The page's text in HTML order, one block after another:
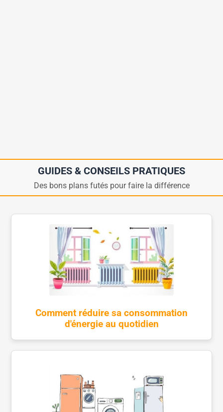
GUIDES & CONSEILS PRATIQUES
Des bons plans futés pour faire la différence
Comment réduire sa consommation
d'énergie au quotidien